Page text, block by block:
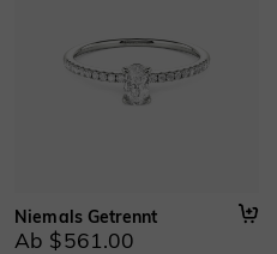
Niemals Getrennt
Ab $561.00